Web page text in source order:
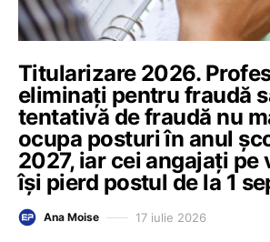
Titularizare 2026.
eliminați pentru fraudă
tentativă de fraudă nu
ocupa posturi în anul
2027, iar cei angajați pe
își pierd postul de la 1
Ana Moise 17 iulie 2026